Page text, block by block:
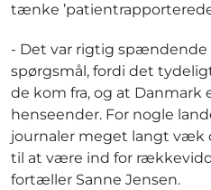
tænke
- Det var rigtig spændende
spørgsmål, fordi det
de kom fra, og at
henseender. For nogle
journaler meget langt væk
til at være ind for
fortæller Sanne Jensen.